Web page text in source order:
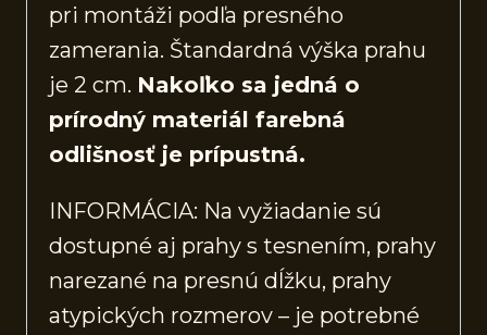
pri montáži podľa presného
zamerania. Štandardná výška prahu
je 2 cm. Nakoľko sa jedná o
prírodný materiál farebná
odlišnosť je prípustná.
INFORMÁCIA: Na vyžiadanie sú
dostupné aj prahy s tesnením, prahy
narezané na presnú dĺžku, prahy
atypických rozmerov – je potrebné